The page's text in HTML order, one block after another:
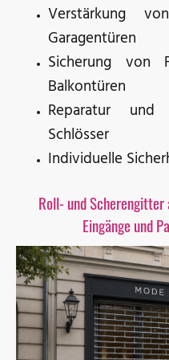
Verstärkung
Garagentüren
Sicherung von
Balkontüren
Reparatur und
Schlösser
Individuelle
Roll- und
Eingänge und